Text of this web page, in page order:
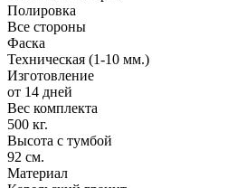
Полировка
Все стороны
Фаска
Техническая (1-10 мм.)
Изготовление
от 14 дней
Вес комплекта
500 кг.
Высота с тумбой
92 см.
Материал